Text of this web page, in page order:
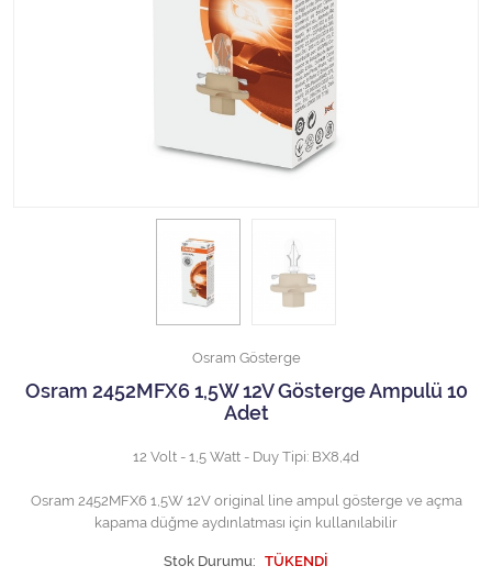
Halojen Off Road Rally Ampulü
Motosiklet Halojen Far Ampulü
Kamyon Halojen Far Ampulü
Kamyon Gösterge Ampulü
Osram Gösterge
Osram 2452MFX6 1,5W 12V Gösterge Ampulü 10
Adet
12 Volt - 1,5 Watt - Duy Tipi: BX8,4d
Osram 2452MFX6 1,5W 12V original line ampul gösterge ve açma
kapama düğme aydınlatması için kullanılabilir
Stok Durumu: TÜKENDİ